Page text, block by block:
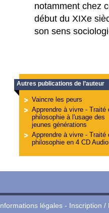
notamment chez
début du XIXe
son sens
Autres publications de l’auteur
Vaincre les peurs
Apprendre à vivre - Traité
philosophie à l'usage des
jeunes générations
Apprendre à vivre - Traité
philosophie en 4 CD Audio
Informations légales- Inscription